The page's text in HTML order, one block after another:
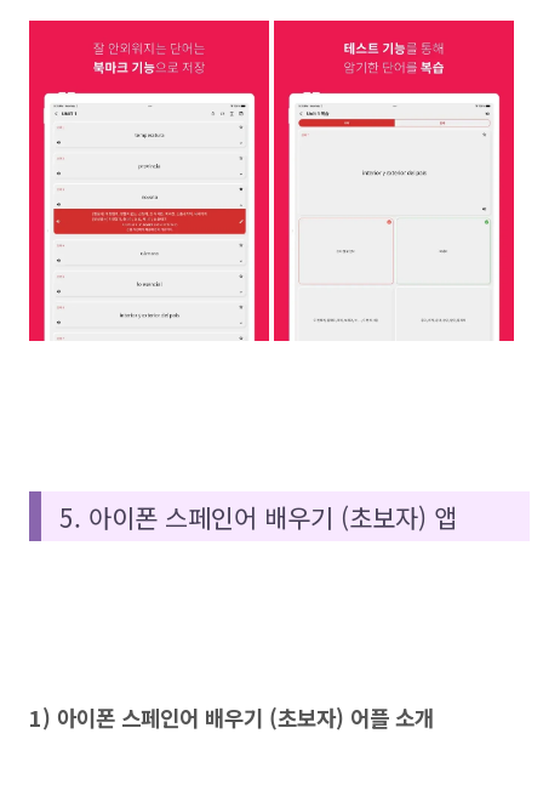
5. 아이폰 스페인어 배우기 (초보자) 앱
1) 아이폰 스페인어 배우기 (초보자) 어플 소개